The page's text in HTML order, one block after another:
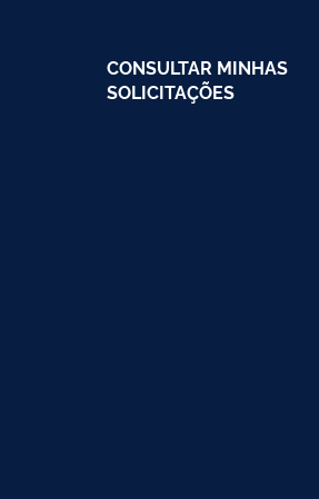
CONSULTAR MINHAS
SOLICITAÇÕES